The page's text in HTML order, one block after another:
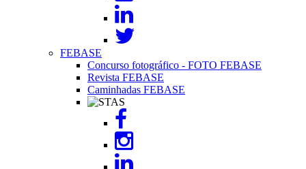
FEBASE
Concurso fotográfico - FOTO FEBASE
Revista FEBASE
Caminhadas FEBASE
Image